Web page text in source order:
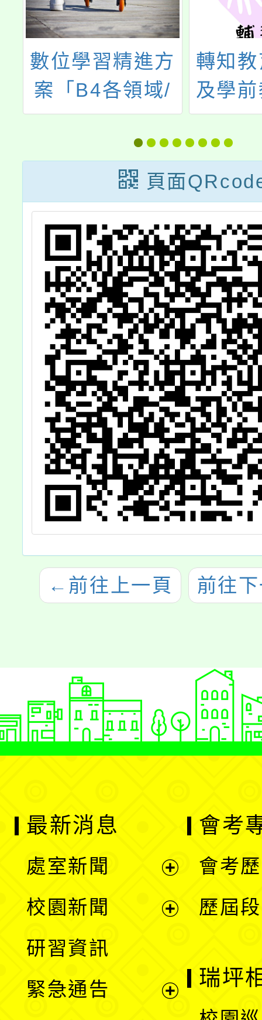
數位學習精進方
案「B4各領域/
科目數位教學工
作坊-自然領域
(多元評量導入探
究教學教案競賽
培訓暨推廣工作
坊)」
轉知
及學
命教
中心
於112
月辦
「生
系列
程一
師報
頁面
← 前往上一頁 前往
最新消息
處室新聞
單
校園新聞
選
研習資訊
緊急通告
會考
會考
歷屆
瑞坪